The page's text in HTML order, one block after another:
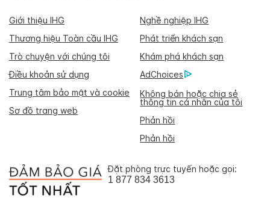
Giới thiệu IHG
Nghề nghiệp IHG
Thương hiệu Toàn cầu IHG
Phát triển khách sạn
Trò chuyện với chúng tôi
Khám phá khách sạn
Điều khoản sử dụng
AdChoices
Trung tâm bảo mật và cookie
Không bán hoặc chia sẻ
thông tin cá nhân của tôi
Sơ đồ trang web
Phản hồi
Phản hồi
Đặt phòng trực tuyến hoặc gọi:
1 877 834 3613